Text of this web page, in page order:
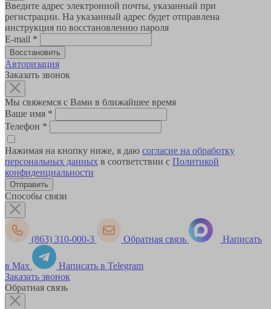
Введите адрес электронной почты, указанный при
регистрации. На указанный адрес будет отправлена
инструкция по восстановлению пароля
E-mail *
Авторизация
Заказать звонок
Мы свяжемся с Вами в ближайшее время
Ваше имя *
Телефон *
Нажимая на кнопку ниже, я даю согласие на обработку
персональных данных в соответствии с Политикой
конфиденциальности
Способы связи
(863) 310-000-3 Обратная связь Написать
в Max
Написать в Telegram
Заказать звонок
Обратная связь